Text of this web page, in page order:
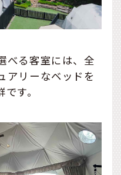
べる客室には、全
アリーなベッドを
す。